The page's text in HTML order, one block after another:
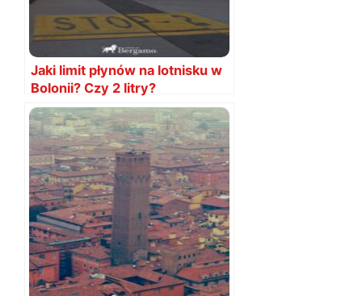
Jaki limit płynów na lotnisku w
Bolonii? Czy 2 litry?